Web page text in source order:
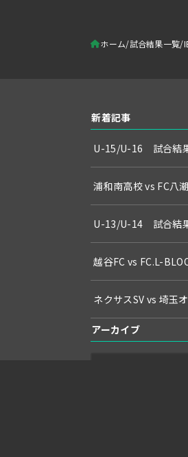
ホーム 試合結果一覧
新着記事
U-15/U-16 試合結
浦和南高校 vs FC八潮
U-13/U-14 試合結
越谷FC vs FC.L-
ネクサスSV vs 埼玉
アーカイブ